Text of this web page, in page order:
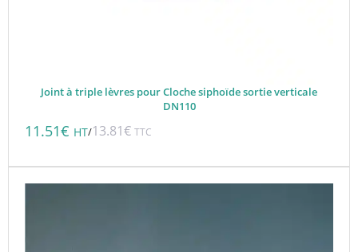
Joint à triple lèvres pour Cloche siphoïde sortie verticale
DN110
11.51€ HT/13.81€ TTC